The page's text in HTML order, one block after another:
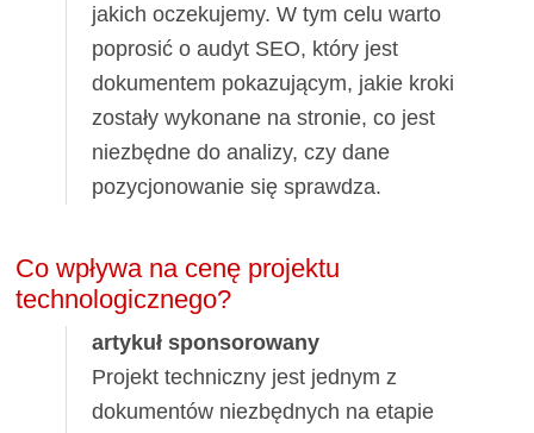
jakich oczekujemy. W tym celu warto
poprosić o audyt SEO, który jest
dokumentem pokazującym, jakie kroki
zostały wykonane na stronie, co jest
niezbędne do analizy, czy dane
pozycjonowanie się sprawdza.
Co wpływa na cenę projektu
technologicznego?
artykuł sponsorowany
Projekt techniczny jest jednym z
dokumentów niezbędnych na etapie